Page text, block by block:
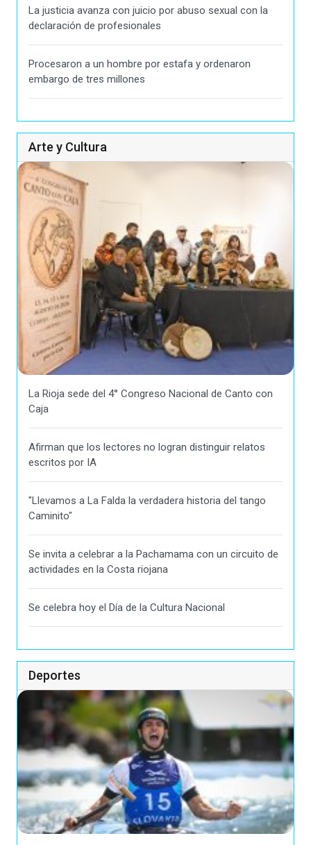
La justicia avanza con juicio por abuso sexual con la
declaración de profesionales
Procesaron a un hombre por estafa y ordenaron
embargo de tres millones
Arte y Cultura
La Rioja sede del 4° Congreso Nacional de Canto con
Caja
Afirman que los lectores no logran distinguir relatos
escritos por IA
"Llevamos a La Falda la verdadera historia del tango
Caminito"
Se invita a celebrar a la Pachamama con un circuito de
actividades en la Costa riojana
Se celebra hoy el Día de la Cultura Nacional
Deportes